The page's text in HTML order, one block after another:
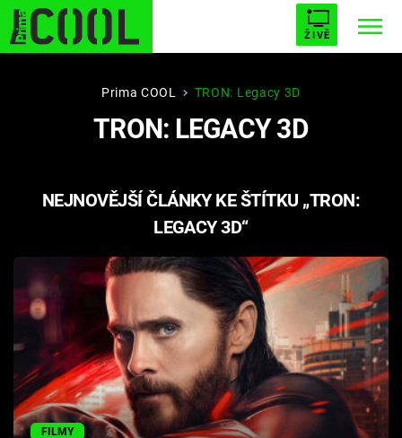
ŽIVĚ
STARHOUSE BUFFY, PŘEMOŽITELKA UPÍRŮ
PLNEJ KOTEL AVENGERS 5
Filmy
Seriály
Hry
Cool Esport
Prima COOL TRON: Legacy 3D
TRON: LEGACY 3D
NEJNOVĚJŠÍ ČLÁNKY KE ŠTÍTKU „TRON:
LEGACY 3D“
FILMY